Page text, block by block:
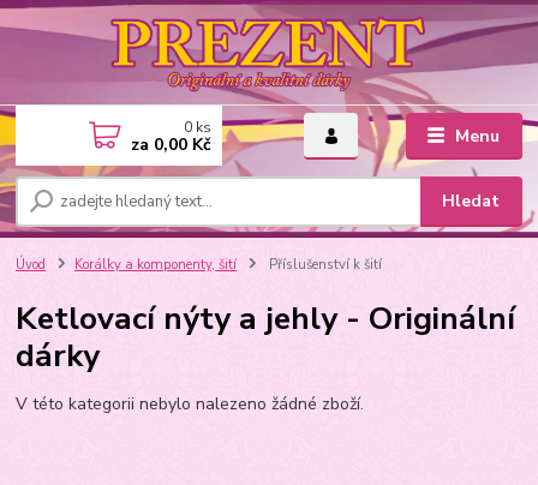
Menu
Hledat
0 ks
za 0,00 Kč
Úvod Korálky a komponenty, šití Příslušenství k šití
Ketlovací nýty a jehly - Originální
dárky
V této kategorii nebylo nalezeno žádné zboží.